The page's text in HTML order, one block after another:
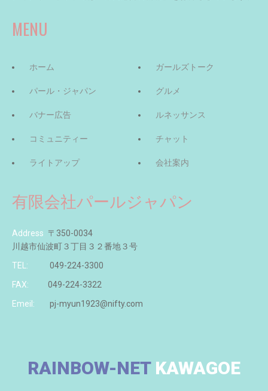
MENU
ホーム
パール・ジャパン
バナー広告
コミュニティー
ライトアップ
ガールズトーク
グルメ
ルネッサンス
チャット
会社案内
有限会社パールジャパン
Address 〒350-0034
川越市仙波町３丁目３２番地３号
TEL:
049-224-3300
FAX:
049-224-3322
Emeil:
pj-myun1923@nifty.com
RAINBOW-NETKAWAGOE